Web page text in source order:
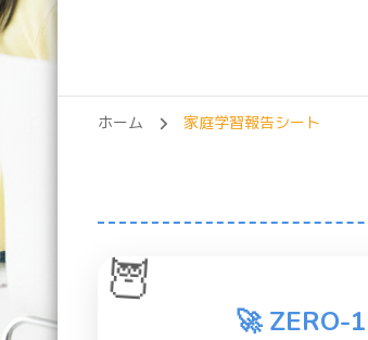
ホーム 家庭学習報告シート
🦉
🚀 ZERO-